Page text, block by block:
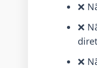
❌
❌
❌